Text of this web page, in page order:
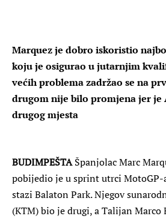
Marquez je dobro iskoristio
koju je osigurao u jutarnjim
većih problema zadržao se na
drugom nije bilo promjena jer je
drugog mjesta
BUDIMPEŠTAŠpanjolac Marc
pobijedio je u sprint utrci MotoGP-
stazi Balaton Park. Njegov
(KTM) bio je drugi, a Talijan Marco